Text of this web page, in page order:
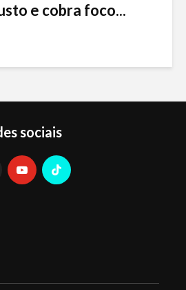
e cobra foco...
sociais